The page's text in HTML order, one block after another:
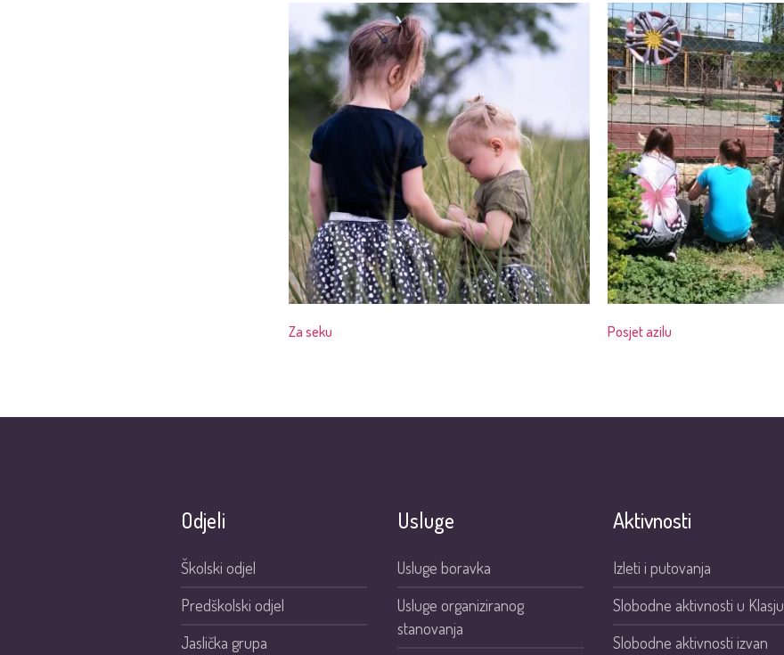
Za seku Posjet azilu
Odjeli
Školski odjel
Predškolski odjel
Jaslička grupa
Usluge
Usluge boravka
Usluge organiziranog
stanovanja
Aktivnosti
Izleti i putovanja
Slobodne aktivnosti u Klasju
Slobodne aktivnosti izvan